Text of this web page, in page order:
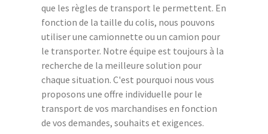
que les règles de transport le permettent. En
fonction de la taille du colis, nous pouvons
utiliser une camionnette ou un camion pour
le transporter. Notre équipe est toujours à la
recherche de la meilleure solution pour
chaque situation. C'est pourquoi nous vous
proposons une offre individuelle pour le
transport de vos marchandises en fonction
de vos demandes, souhaits et exigences.